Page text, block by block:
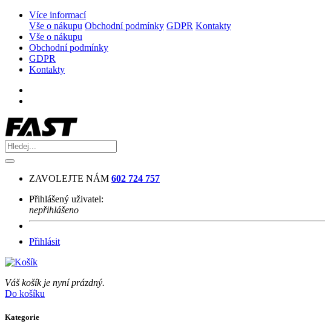
Více informací
Vše o nákupu Obchodní podmínky GDPR Kontakty
Vše o nákupu
Obchodní podmínky
GDPR
Kontakty
ZAVOLEJTE NÁM 602 724 757
Přihlášený uživatel:
nepřihlášeno
Přihlásit
Váš košík je nyní prázdný.
Do košíku
Kategorie